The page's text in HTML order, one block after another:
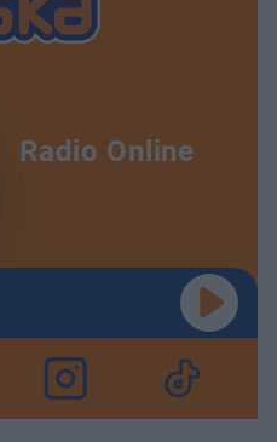
Radio Online